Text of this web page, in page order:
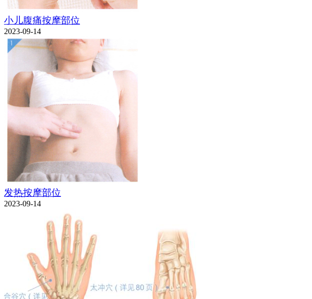
小儿腹痛按摩部位
2023-09-14
发热按摩部位
2023-09-14